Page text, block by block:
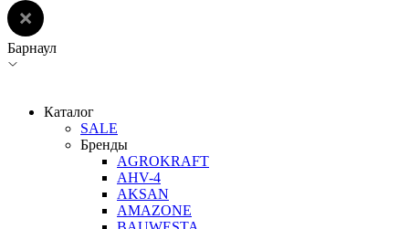
Барнаул
Каталог
SALE
Бренды
AGROKRAFT
AHV-4
AKSAN
AMAZONE